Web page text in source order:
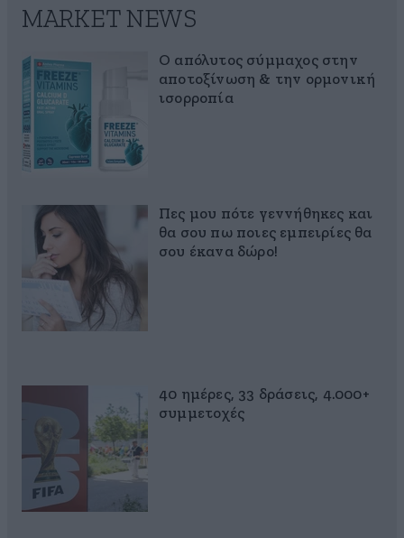
MARKET NEWS
Ο απόλυτος σύμμαχος στην
αποτοξίνωση & την ορμονική
ισορροπία
Πες μου πότε γεννήθηκες και
θα σου πω ποιες εμπειρίες θα
σου έκανα δώρο!
40 ημέρες, 33 δράσεις, 4.000+
συμμετοχές